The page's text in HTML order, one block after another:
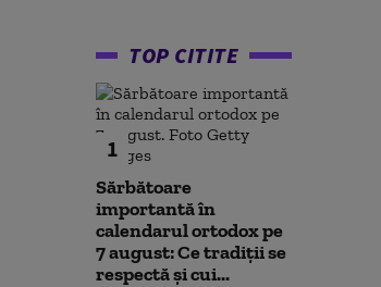
TOP CITITE
1
Sărbătoare
importantă în
calendarul ortodox pe
7 august: Ce tradiții se
respectă și cui...